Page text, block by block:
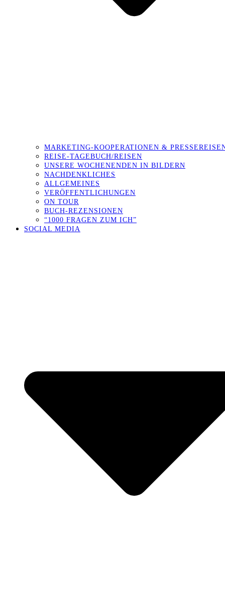
MARKETING-KOOPERATIONEN &
REISE-TAGEBUCH/REISEN
UNSERE WOCHENENDEN IN BILDERN
NACHDENKLICHES
ALLGEMEINES
VERÖFFENTLICHUNGEN
ON TOUR
BUCH-REZENSIONEN
“1000 FRAGEN ZUM ICH”
SOCIAL MEDIA